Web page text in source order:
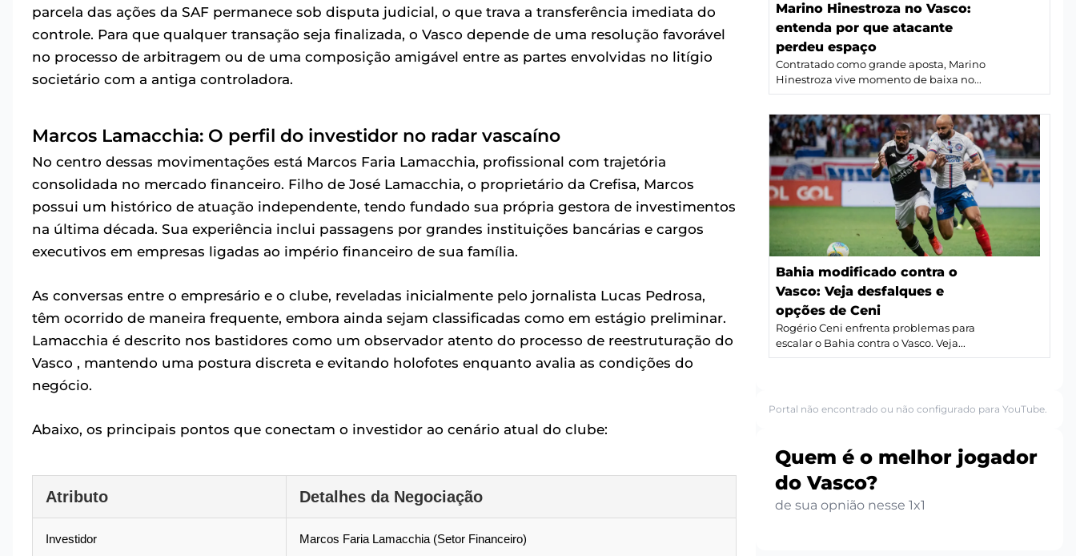
parcela das ações da SAF permanece sob disputa judicial, o que trava a transferência imediata do
controle. Para que qualquer transação seja finalizada, o Vasco depende de uma resolução favorável
no processo de arbitragem ou de uma composição amigável entre as partes envolvidas no litígio
societário com a antiga controladora.
Marcos Lamacchia: O perfil do investidor no radar vascaíno
No centro dessas movimentações está Marcos Faria Lamacchia, profissional com trajetória
consolidada no mercado financeiro. Filho de José Lamacchia, o proprietário da Crefisa, Marcos
possui um histórico de atuação independente, tendo fundado sua própria gestora de investimentos
na última década. Sua experiência inclui passagens por grandes instituições bancárias e cargos
executivos em empresas ligadas ao império financeiro de sua família.
As conversas entre o empresário e o clube, reveladas inicialmente pelo jornalista Lucas Pedrosa,
têm ocorrido de maneira frequente, embora ainda sejam classificadas como em estágio preliminar.
Lamacchia é descrito nos bastidores como um observador atento do processo de reestruturação do
Vasco , mantendo uma postura discreta e evitando holofotes enquanto avalia as condições do
negócio.
Abaixo, os principais pontos que conectam o investidor ao cenário atual do clube:
Atributo Detalhes da Negociação
Investidor Marcos Faria Lamacchia (Setor Financeiro)
Marino Hinestroza no Vasco:
entenda por que atacante
perdeu espaço
Contratado como grande aposta, Marino
Hinestroza vive momento de baixa no...
Bahia modificado contra o
Vasco: Veja desfalques e
opções de Ceni
Rogério Ceni enfrenta problemas para
escalar o Bahia contra o Vasco. Veja...
Portal não encontrado ou não configurado para YouTube.
Quem é o melhor jogador
do Vasco?
de sua opnião nesse 1x1